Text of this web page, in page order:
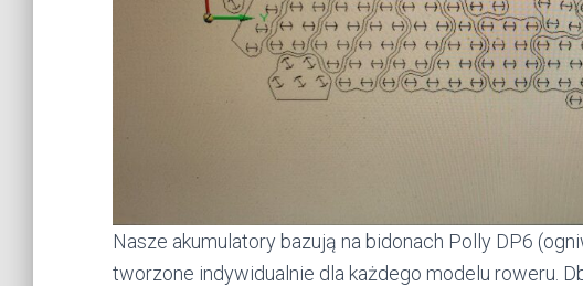
Nasze akumulatory bazują na bidonach Polly DP6
tworzone indywidualnie dla każdego modelu roweru.